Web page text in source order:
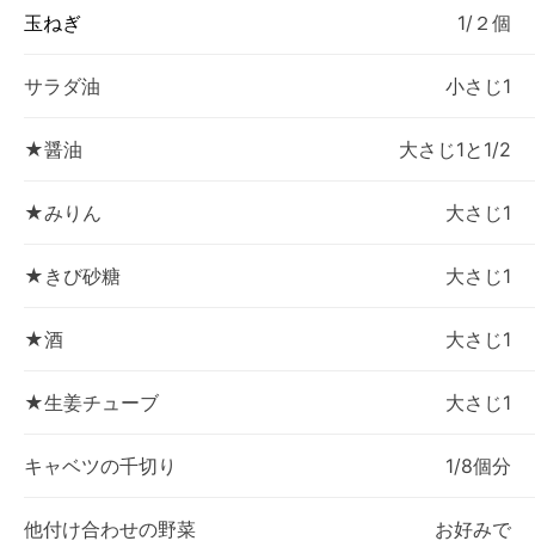
玉ねぎ 1/２個
サラダ油 小さじ1
★醤油 大さじ1と1/2
★みりん 大さじ1
★きび砂糖 大さじ1
★酒 大さじ1
★生姜チューブ 大さじ1
キャベツの千切り 1/8個分
他付け合わせの野菜 お好みで